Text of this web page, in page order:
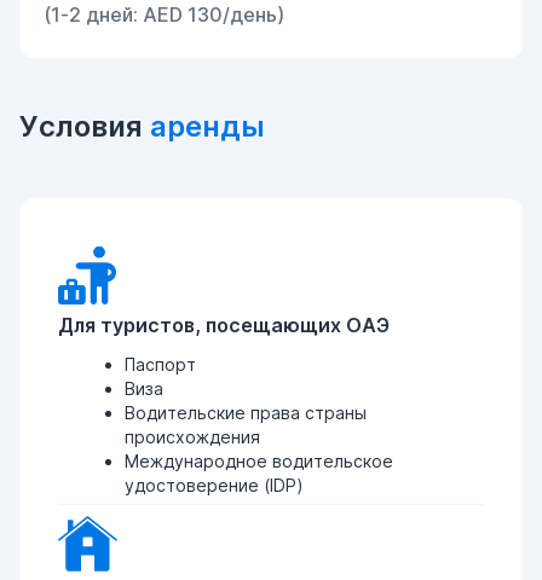
(1-2 дней: AED 130/день)
Условия аренды
Для туристов, посещающих ОАЭ
Паспорт
Виза
Водительские права страны
происхождения
Международное водительское
удостоверение (IDP)